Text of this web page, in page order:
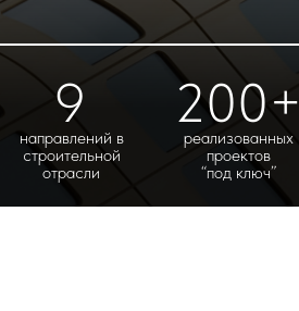
реализованных
проектов
“под ключ”
200+
направлений в
строительной
отрасли
9